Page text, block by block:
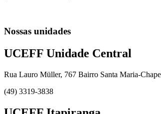
Nossas unidades
UCEFF Unidade Central
Rua Lauro Müller, 767 Bairro Santa Maria-
(49) 3319-3838